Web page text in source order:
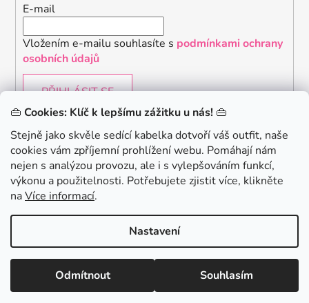
👜 Cookies: Klíč k lepšímu zážitku u nás! 👜
Stejně jako skvěle sedící kabelka dotvoří váš outfit, naše
cookies vám zpříjemní prohlížení webu. Pomáhají nám
nejen s analýzou provozu, ale i s vylepšováním funkcí,
výkonu a použitelnosti. Potřebujete zjistit více, klikněte
naVíce informací.
Nastavení
Odmítnout Souhlasím
E-mail
Vložením e-mailu souhlasíte s podmínkami ochrany
osobních údajů
PŘIHLÁSIT SE
.
KONTAKTUJTE NÁS - jsme tady pro Vás na telefonu i
Vytvořil Shoptet
Copyright 2026danami . Všechna práva vyhrazena.
Chceš získat slevu 150Kč na svůj první nákup? Přihlaste
se k našemu newsletteru.
Minimální hodnota nákupu pro uplatnění slevy je 700 Kč.
Zásady zpracování osobních údajů